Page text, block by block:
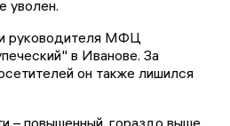
уволен.
и руководителя МФЦ
в Иванове. За
он также лишился